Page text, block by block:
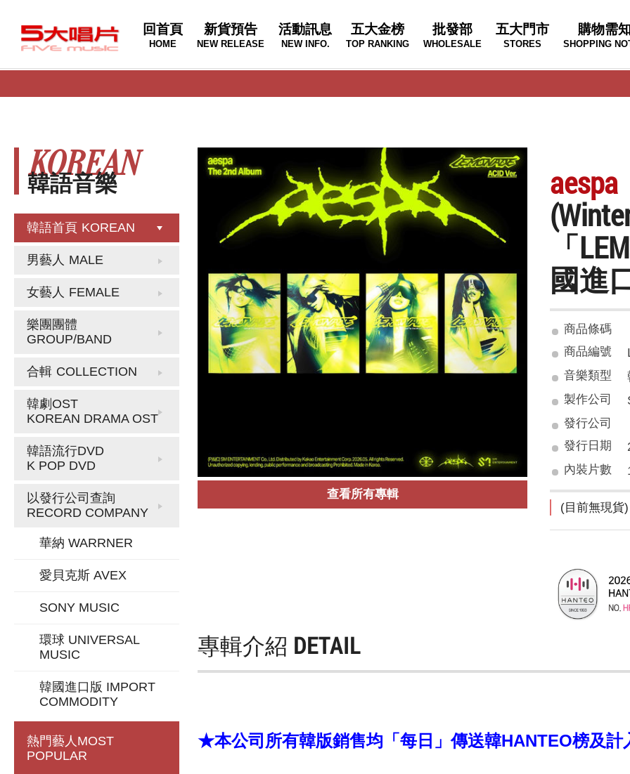
回首頁
HOME
新貨預告
NEW RELEASE
活動訊息
NEW INFO.
五大金榜
TOP RANKING
批發部
WHOLESALE
五大門市
STORES
購物需知
SHOPPING
韓語音樂
KOREAN
韓語首頁 KOREAN
男藝人 MALE
女藝人 FEMALE
樂團團體
GROUP/BAND
合輯 COLLECTION
韓劇OST
KOREAN DRAMA OST
韓語流行DVD
K POP DVD
以發行公司查詢
RECORD COMPANY
華納 WARRNER
愛貝克斯 AVEX
SONY MUSIC
環球 UNIVERSAL
MUSIC
韓國進口版 IMPORT
COMMODITY
熱門藝人 MOST
POPULAR
查看所有專輯
aespa
「
國進
商品條碼
商品編號
音樂類型
製作公司
發行公司
發行日期
內裝片數
(目前無現貨)
專輯介紹 DETAIL
★本公司所有韓版銷售均「每日」傳送韓HANTEO榜及